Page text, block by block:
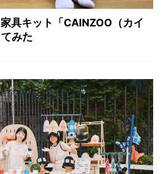
具キット「CAINZOO（カイ
みた